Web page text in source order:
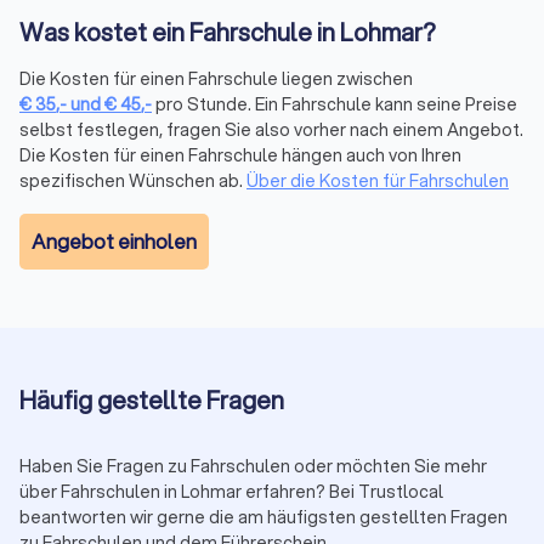
Überblick: Führerscheinklassen
Für verschiedene Fahrzeugtypen werden unterschiedliche
Klassen angeboten:
Beschreibung
BE
A1, A2, A
gestaffelt
Klasse
Was kostet ein Fahrschule in Lohmar?
Die Kosten für einen Fahrschule liegen zwischen
€35,-und€45,-pro Stunde. Ein Fahrschule kann seine Preise
selbst festlegen, fragen Sie also vorher nach einem Angebot.
Die Kosten für einen Fahrschule hängen auch von Ihren
spezifischen Wünschen ab. Über die Kosten für Fahrschulen
Angebot einholen
Häufig gestellte Fragen
Haben Sie Fragen zu Fahrschulen oder möchten Sie mehr
über Fahrschulen in Lohmar erfahren? Bei Trustlocal
beantworten wir gerne die am häufigsten gestellten Fragen